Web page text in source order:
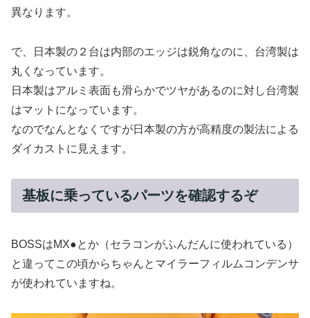
異なります。
で、日本製の２台は内部のエッジは鋭角なのに、台湾製は
丸くなっています。
日本製はアルミ表面も滑らかでツヤがあるのに対し台湾製
はマットになっています。
なのでなんとなくですが日本製の方が高精度の製法による
ダイカストに見えます。
基板に乗っているパーツを確認するぞ
BOSSはMX●とか（セラコンがふんだんに使われている）
と違ってこの頃からちゃんとマイラーフィルムコンデンサ
が使われていますね。